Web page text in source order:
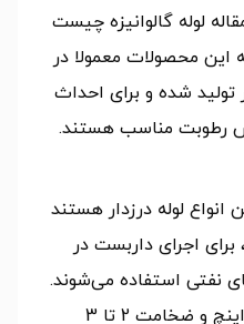
لوله گالوانیزه چیست
این محصولات معمولا در
تا 3 میلی‌متر تولید شده و برای احداث
رطوبت مناسب هستند.
انواع لوله درزدار هستند
اجرای داربست در
نفتی استفاده می‌شوند.
این مقاطع معمولا با قطر 1.5 اینچ و ضخامت 2 تا 3